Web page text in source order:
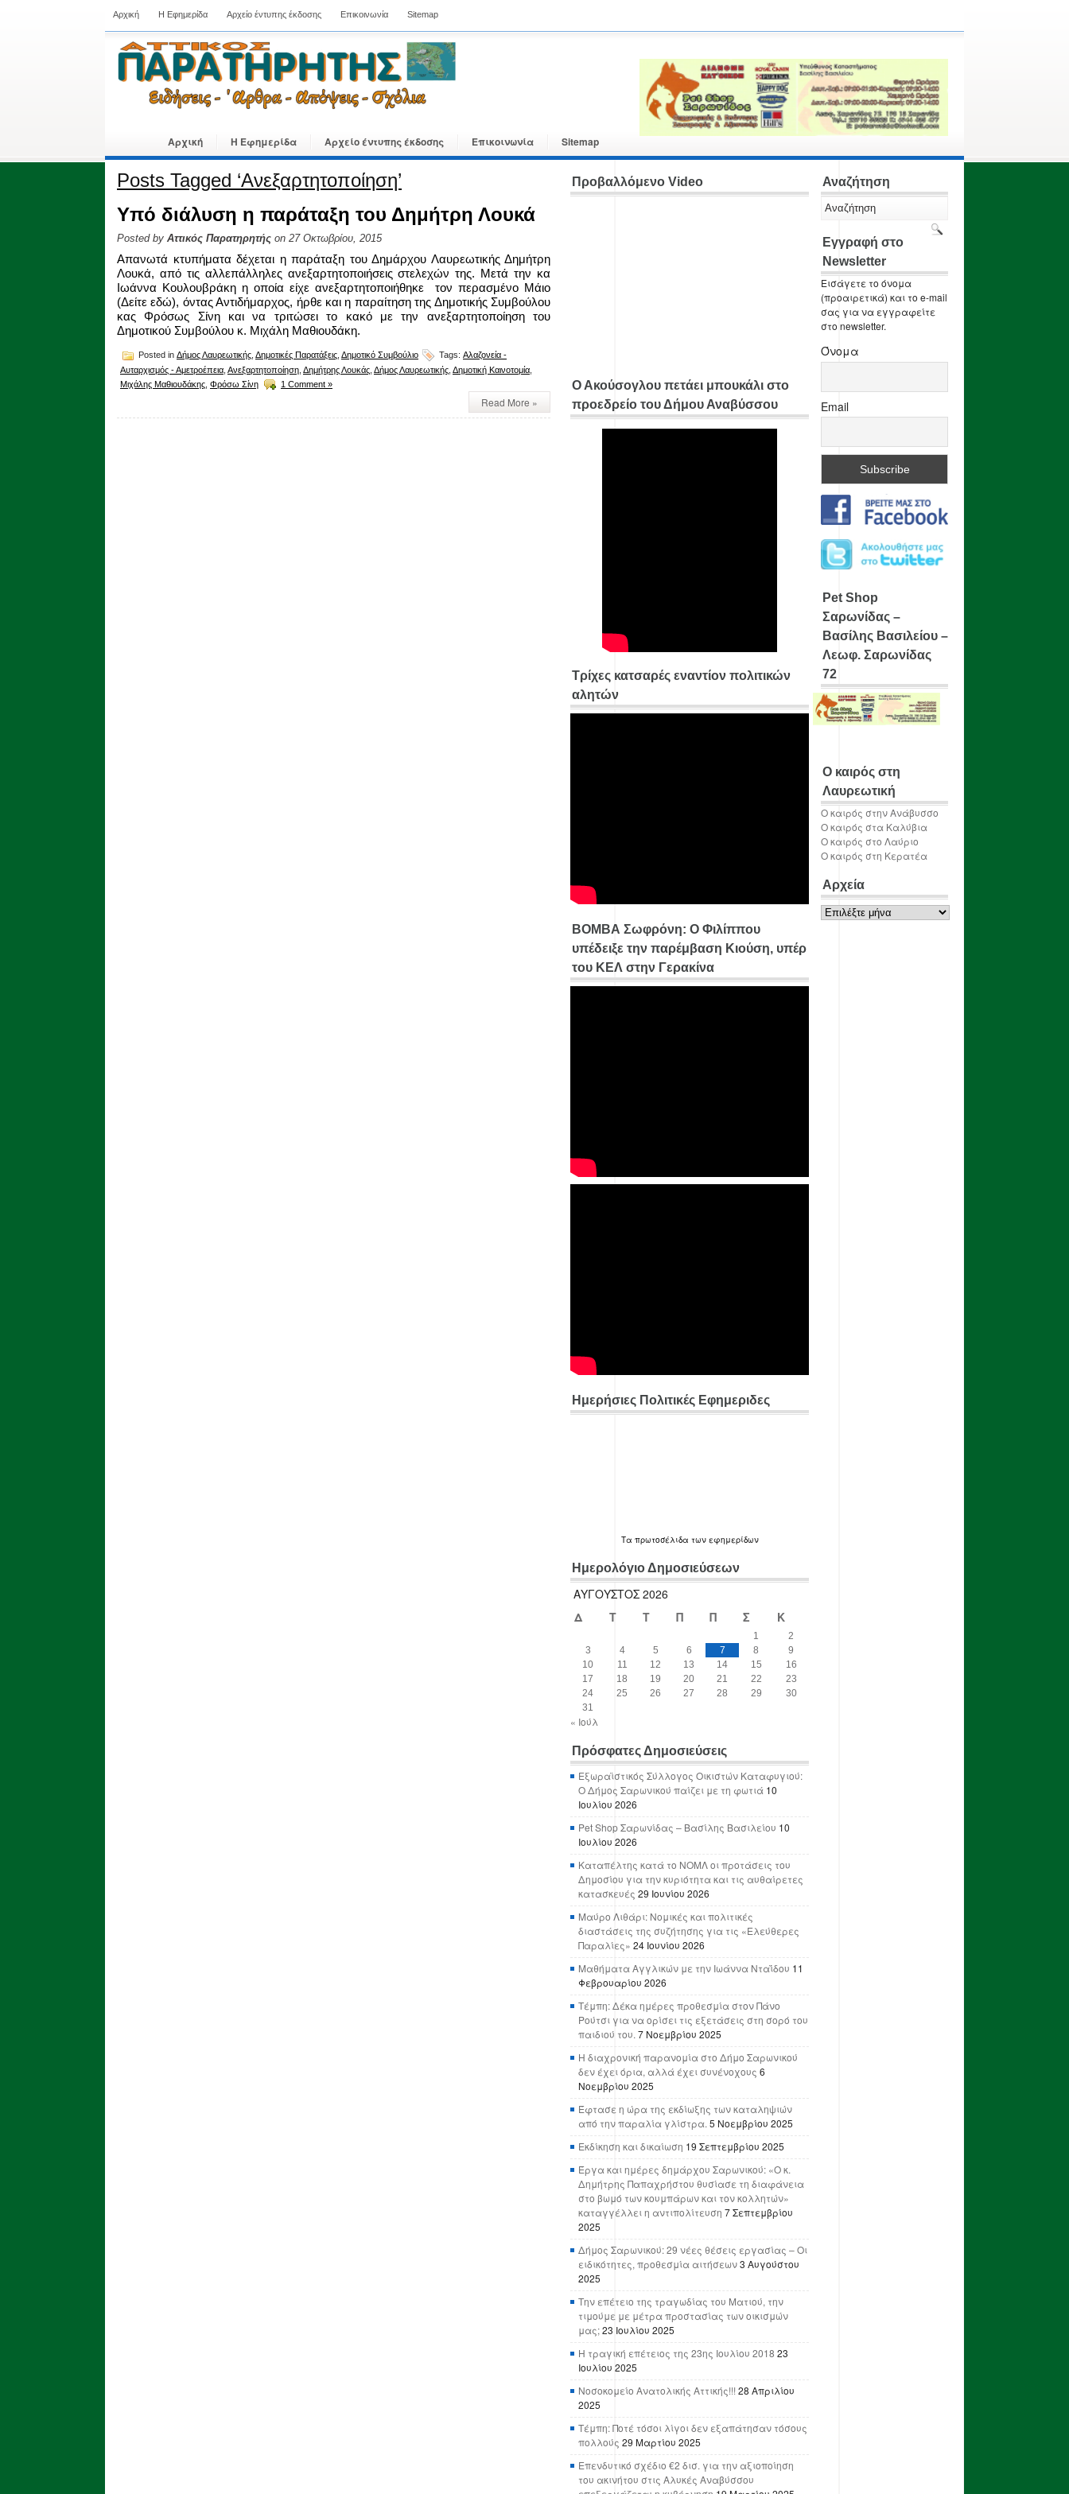
Αρχική Η Εφημερίδα Αρχείο έντυπης έκδοσης Επικοινωνία Sitemap
Αρχική Η Εφημερίδα Αρχείο έντυπης έκδοσης Επικοινωνία Sitemap
Posts Tagged ‘Ανεξαρτητοποίηση’
Υπό διάλυση η παράταξη του Δημήτρη Λουκά
Posted by Αττικός Παρατηρητής on 27 Οκτωβρίου, 2015
Απανωτά κτυπήματα δέχεται η παράταξη του Δημάρχου Λαυρεωτικής Δημήτρη
Λουκά, από τις αλλεπάλληλες ανεξαρτητοποιήσεις στελεχών της. Μετά την κα
Ιωάννα Κουλουβράκη η οποία είχε ανεξαρτητοποιήθηκε τον περασμένο Μάιο
(Δείτε εδώ), όντας Αντιδήμαρχος, ήρθε και η παραίτηση της Δημοτικής Συμβούλου
κας Φρόσως Σίνη και να τριτώσει το κακό με την ανεξαρτητοποίηση του
Δημοτικού Συμβούλου κ. Μιχάλη Μαθιουδάκη.
Posted in Δήμος Λαυρεωτικής Δημοτικές Παρατάξεις Δημοτικό Συμβούλιο Tags: Αλαζονεία -
Αυταρχισμός - Αμετροέπεια Ανεξαρτητοποίηση Δημήτρης Λουκάς Δήμος Λαυρεωτικής Δημοτική Καινοτομία
Μιχάλης Μαθιουδάκης Φρόσω Σίνη 1 Comment »
Read More »
Προβαλλόμενο Video
Ο Ακούσογλου πετάει μπουκάλι στο
προεδρείο του Δήμου Αναβύσσου
Τρίχες κατσαρές εναντίον πολιτικών
αλητών
ΒΟΜΒΑ Σωφρόνη: Ο Φιλίππου
υπέδειξε την παρέμβαση Κιούση, υπέρ
του ΚΕΛ στην Γερακίνα
Ημερήσιες Πολιτικές Εφημεριδες
Τα πρωτοσέλιδα των εφημερίδων
Ημερολόγιο Δημοσιεύσεων
ΑΎΓΟΥΣΤΟΣ 2026
Δ
Τ Τ Π Π Σ Κ
1
2
3
4 5 6 7 8
9
10
11 12 13 14 15
16
17
18 19 20 21 22
23
24
25 26 27 28 29
30
31
« Ιούλ
Πρόσφατες Δημοσιεύσεις
Εξωραϊστικός Σύλλογος Οικιστών Καταφυγιού:
Ο Δήμος Σαρωνικού παίζει με τη φωτιά 10
Ιουλίου 2026
Pet Shop Σαρωνίδας – Βασίλης Βασιλείου 10
Ιουλίου 2026
Καταπέλτης κατά το ΝΟΜΛ οι προτάσεις του
Δημοσίου για την κυριότητα και τις αυθαίρετες
κατασκευές 29 Ιουνίου 2026
Μαύρο Λιθάρι: Νομικές και πολιτικές
διαστάσεις της συζήτησης για τις «Ελεύθερες
Παραλίες» 24 Ιουνίου 2026
Μαθήματα Αγγλικών με την Ιωάννα Νταΐδου 11
Φεβρουαρίου 2026
Τέμπη: Δέκα ημέρες προθεσμία στον Πάνο
Ρούτσι για να ορίσει τις εξετάσεις στη σορό του
παιδιού του. 7 Νοεμβρίου 2025
Η διαχρονική παρανομία στο Δήμο Σαρωνικού
δεν έχει όρια, αλλά έχει συνένοχους 6
Νοεμβρίου 2025
Έφτασε η ώρα της εκδίωξης των καταληψιών
από την παραλία γλίστρα. 5 Νοεμβρίου 2025
Εκδίκηση και δικαίωση 19 Σεπτεμβρίου 2025
Έργα και ημέρες δημάρχου Σαρωνικού: «Ο κ.
Δημήτρης Παπαχρήστου θυσίασε τη διαφάνεια
στο βωμό των κουμπάρων και τον κολλητών»
καταγγέλλει η αντιπολίτευση 7 Σεπτεμβρίου
2025
Δήμος Σαρωνικού: 29 νέες θέσεις εργασίας – Οι
ειδικότητες, προθεσμία αιτήσεων3 Αυγούστου
2025
Την επέτειο της τραγωδίας του Ματιού, την
τιμούμε με μέτρα προστασίας των οικισμών
μας;23 Ιουλίου 2025
Η τραγική επέτειος της 23ης Ιουλίου 2018 23
Ιουλίου 2025
Νοσοκομείο Ανατολικής Αττικής!!! 28 Απριλίου
2025
Τέμπη: Ποτέ τόσοι λίγοι δεν εξαπάτησαν τόσους
πολλούς 29 Μαρτίου 2025
Επενδυτικό σχέδιο €2 δισ. για την αξιοποίηση
του ακινήτου στις Αλυκές Αναβύσσου
Αναζήτηση
Εγγραφή στο
Newsletter
Εισάγετε το όνομα
(προαιρετικά) και το e-mail
σας για να εγγραφείτε
στο newsletter.
Όνομα
Email
Pet Shop
Σαρωνίδας –
Βασίλης Βασιλείου –
Λεωφ. Σαρωνίδας
72
Ο καιρός στη
Λαυρεωτική
Ο καιρός στην Ανάβυσσο
Ο καιρός στα Καλύβια
Ο καιρός στο Λαύριο
Ο καιρός στη Κερατέα
Αρχεία
Αρχεία